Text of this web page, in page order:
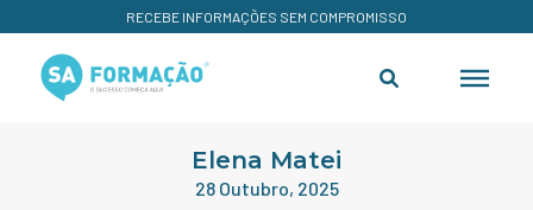
RECEBE INFORMAÇÕES SEM COMPROMISSO
Elena Matei
28 Outubro, 2025